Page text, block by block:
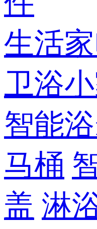
生活
卫浴
智能
马桶
盖 淋